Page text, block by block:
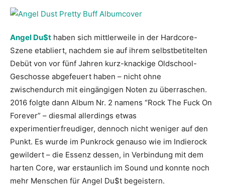
Angel Du$t haben sich mittlerweile in der Hardcore-
Szene etabliert, nachdem sie auf ihrem selbstbetitelten
Debüt von vor fünf Jahren kurz-knackige Oldschool-
Geschosse abgefeuert haben – nicht ohne
zwischendurch mit eingängigen Noten zu überraschen.
2016 folgte dann Album Nr. 2 namens “Rock The Fuck On
Forever” – diesmal allerdings etwas
experimentierfreudiger, dennoch nicht weniger auf den
Punkt. Es wurde im Punkrock genauso wie im Indierock
gewildert – die Essenz dessen, in Verbindung mit dem
harten Core, war erstaunlich im Sound und konnte noch
mehr Menschen für Angel Du$t begeistern.